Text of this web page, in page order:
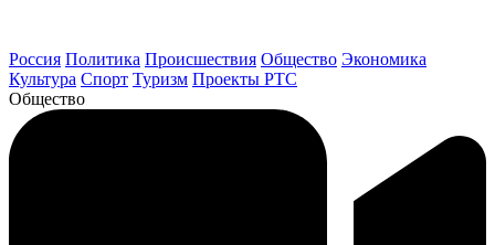
Россия Политика Происшествия Общество Экономика
Культура Спорт Туризм Проекты РТС
Общество